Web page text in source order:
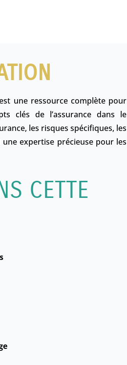
une ressource complète pour
clés de l’assurance dans le
les risques spécifiques, les
expertise précieuse pour les
CETTE